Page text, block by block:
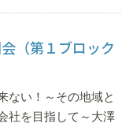
（第１ブロック
ない！～その地域と
社を目指して～大澤